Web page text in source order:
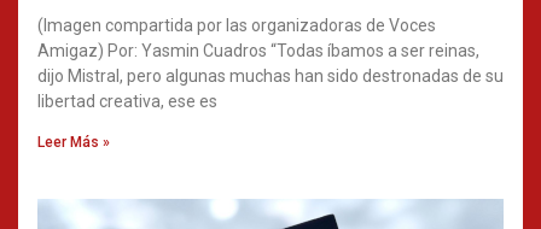
(Imagen compartida por las organizadoras de Voces
Amigaz) Por: Yasmin Cuadros “Todas íbamos a ser reinas,
dijo Mistral, pero algunas muchas han sido destronadas de su
libertad creativa, ese es
Leer Más »